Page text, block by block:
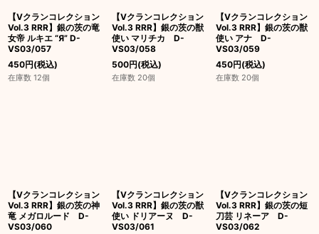
【Vクランコレクション
Vol.3 RRR】銀の茨の竜
女帝 ルキエ “Я” D-
VS03/057
450円(税込)
在庫数 12個
【Vクランコレクション
Vol.3 RRR】銀の茨の獣
使い マリチカ D-
VS03/058
500円(税込)
在庫数 20個
【Vクランコレクション
Vol.3 RRR】銀の茨の獣
使い アナ D-
VS03/059
450円(税込)
在庫数 20個
【Vクランコレクション
Vol.3 RRR】銀の茨の神
竜 メガロルード D-
VS03/060
【Vクランコレクション
Vol.3 RRR】銀の茨の獣
使い ドリアーヌ D-
VS03/061
【Vクランコレクション
Vol.3 RRR】銀の茨の短
刀芸 リネーア D-
VS03/062